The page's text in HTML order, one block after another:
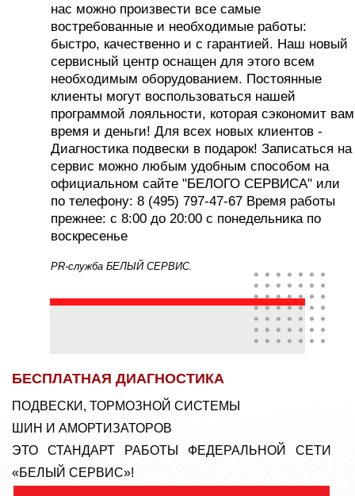
нас можно произвести все самые
востребованные и необходимые работы:
быстро, качественно и с гарантией. Наш новый
сервисный центр оснащен для этого всем
необходимым оборудованием. Постоянные
клиенты могут воспользоваться нашей
программой лояльности, которая сэкономит вам
время и деньги! Для всех новых клиентов -
Диагностика подвески в подарок! Записаться на
сервис можно любым удобным способом на
официальном сайте "БЕЛОГО СЕРВИСА" или
по телефону: 8 (495) 797-47-67 Время работы
прежнее: с 8:00 до 20:00 с понедельника по
воскресенье
PR-служба БЕЛЫЙ СЕРВИС.
БЕСПЛАТНАЯ ДИАГНОСТИКА
ПОДВЕСКИ, ТОРМОЗНОЙ СИСТЕМЫ
ШИН И АМОРТИЗАТОРОВ
ЭТО СТАНДАРТ РАБОТЫ ФЕДЕРАЛЬНОЙ СЕТИ
«БЕЛЫЙ СЕРВИС»!